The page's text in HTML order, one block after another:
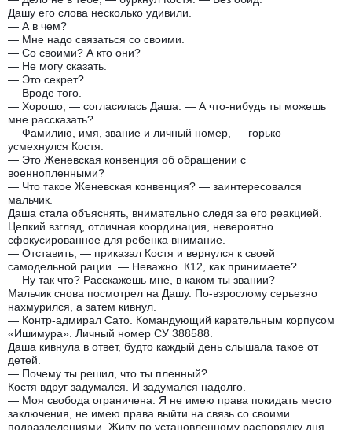
Дашу его слова несколько удивили.
— А в чем?
— Мне надо связаться со своими.
— Со своими? А кто они?
— Не могу сказать.
— Это секрет?
— Вроде того.
— Хорошо, — согласилась Даша. — А что-нибудь ты можешь
мне рассказать?
— Фамилию, имя, звание и личный номер, — горько
усмехнулся Костя.
— Это Женевская конвенция об обращении с
военнопленными?
— Что такое Женевская конвенция? — заинтересовался
мальчик.
Даша стала объяснять, внимательно следя за его реакцией.
Цепкий взгляд, отличная координация, невероятно
сфокусированное для ребенка внимание.
— Отставить, — приказал Костя и вернулся к своей
самодельной рации. — Неважно. К12, как принимаете?
— Ну так что? Расскажешь мне, в каком ты звании?
Мальчик снова посмотрел на Дашу. По-взрослому серьезно
нахмурился, а затем кивнул.
— Контр-адмирал Сато. Командующий карательным корпусом
«Ишимура». Личный номер СУ 388588.
Даша кивнула в ответ, будто каждый день слышала такое от
детей.
— Почему ты решил, что ты пленный?
Костя вдруг задумался. И задумался надолго.
— Моя свобода ограничена. Я не имею права покидать место
заключения, не имею права выйти на связь со своими
подразделениями. Живу по установленному распорядку дня.